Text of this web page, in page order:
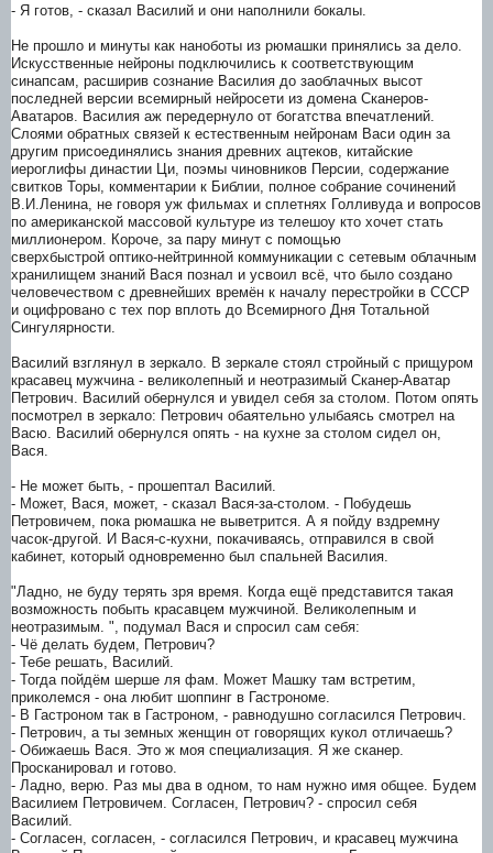
- Я готов, - сказал Василий и они наполнили бокалы.
Не прошло и минуты как наноботы из рюмашки принялись за дело.
Искусственные нейроны подключились к соответствующим
синапсам, расширив сознание Василия до заоблачных высот
последней версии всемирный нейросети из домена Сканеров-
Аватаров. Василия аж передернуло от богатства впечатлений.
Слоями обратных связей к естественным нейронам Васи один за
другим присоединялись знания древних ацтеков, китайские
иероглифы династии Ци, поэмы чиновников Персии, содержание
свитков Торы, комментарии к Библии, полное собрание сочинений
В.И.Ленина, не говоря уж фильмах и сплетнях Голливуда и вопросов
по американской массовой культуре из телешоу кто хочет стать
миллионером. Короче, за пару минут с помощью
сверхбыстрой оптико-нейтринной коммуникации с сетевым облачным
хранилищем знаний Вася познал и усвоил всё, что было создано
человечеством с древнейших времён к началу перестройки в СССР
и оцифровано с тех пор вплоть до Всемирного Дня Тотальной
Сингулярности.
Василий взглянул в зеркало. В зеркале стоял стройный с прищуром
красавец мужчина - великолепный и неотразимый Сканер-Аватар
Петрович. Василий обернулся и увидел себя за столом. Потом опять
посмотрел в зеркало: Петрович обаятельно улыбаясь смотрел на
Васю. Василий обернулся опять - на кухне за столом сидел он,
Вася.
- Не может быть, - прошептал Василий.
- Может, Вася, может, - сказал Вася-за-столом. - Побудешь
Петровичем, пока рюмашка не выветрится. А я пойду вздремну
часок-другой. И Вася-с-кухни, покачиваясь, отправился в свой
кабинет, который одновременно был спальней Василия.
"Ладно, не буду терять зря время. Когда ещё представится такая
возможность побыть красавцем мужчиной. Великолепным и
неотразимым. ", подумал Вася и спросил сам себя:
- Чё делать будем, Петрович?
- Тебе решать, Василий.
- Тогда пойдём шерше ля фам. Может Машку там встретим,
приколемся - она любит шоппинг в Гастрономе.
- В Гастроном так в Гастроном, - равнодушно согласился Петрович.
- Петрович, а ты земных женщин от говорящих кукол отличаешь?
- Обижаешь Вася. Это ж моя специализация. Я же сканер.
Просканировал и готово.
- Ладно, верю. Раз мы два в одном, то нам нужно имя общее. Будем
Василием Петровичем. Согласен, Петрович? - спросил себя
Василий.
- Согласен, согласен, - согласился Петрович, и красавец мужчина